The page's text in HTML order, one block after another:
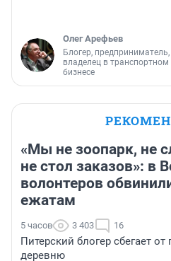
Олег Арефьев
Блогер, предприниматель,
владелец в транспортном
бизнесе
«Мы не зоопарк, не
не стол заказов»: в
волонтеров
ежатам
5 часов 3 403 16
Питерский блогер сбегает
деревню